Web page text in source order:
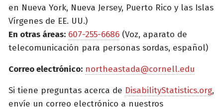
en Nueva York, Nueva Jersey, Puerto Rico y las Islas
Vírgenes de EE. UU.)
En otras áreas: 607-255-6686 (Voz, aparato de
telecomunicación para personas sordas, español)
Correo electrónico: northeastada@cornell.edu
Si tiene preguntas acerca de DisabilityStatistics.org,
envíe un correo electrónico a nuestros